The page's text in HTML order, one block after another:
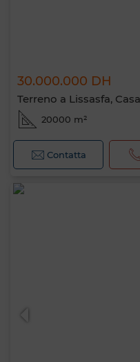
30.000.000 DH
Terreno a Lissasfa,
20000 m²
Contatta